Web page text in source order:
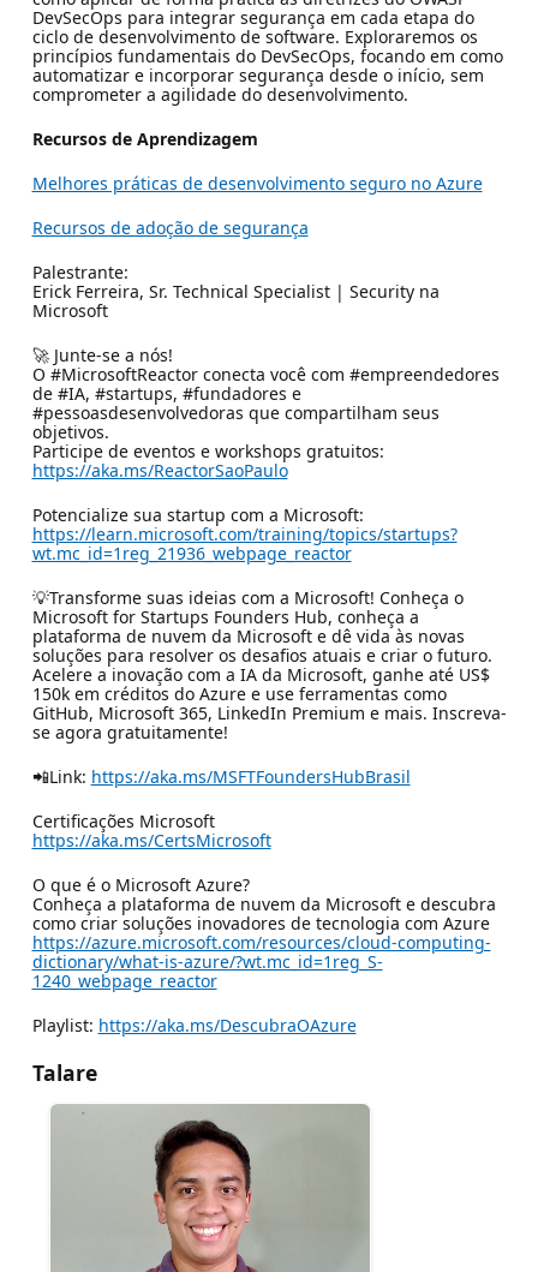
DevSecOps para integrar segurança em cada etapa do
ciclo de desenvolvimento de software. Exploraremos os
princípios fundamentais do DevSecOps, focando em como
automatizar e incorporar segurança desde o início, sem
comprometer a agilidade do desenvolvimento.
Recursos de Aprendizagem
Melhores práticas de desenvolvimento seguro no Azure
Recursos de adoção de segurança
Palestrante:
Erick Ferreira, Sr. Technical Specialist | Security na
Microsoft
🚀 Junte-se a nós!
O #MicrosoftReactor conecta você com #empreendedores
de #IA, #startups, #fundadores e
#pessoasdesenvolvedoras que compartilham seus
objetivos.
Participe de eventos e workshops gratuitos:
https://aka.ms/ReactorSaoPaulo
Potencialize sua startup com a Microsoft:
https://learn.microsoft.com/training/topics/startups?
wt.mc_id=1reg_21936_webpage_reactor
💡Transforme suas ideias com a Microsoft! Conheça o
Microsoft for Startups Founders Hub, conheça a
plataforma de nuvem da Microsoft e dê vida às novas
soluções para resolver os desafios atuais e criar o futuro.
Acelere a inovação com a IA da Microsoft, ganhe até US$
150k em créditos do Azure e use ferramentas como
GitHub, Microsoft 365, LinkedIn Premium e mais. Inscreva-
se agora gratuitamente!
📲Link: https://aka.ms/MSFTFoundersHubBrasil
Certificações Microsoft
https://aka.ms/CertsMicrosoft
O que é o Microsoft Azure?
Conheça a plataforma de nuvem da Microsoft e descubra
como criar soluções inovadores de tecnologia com Azure
https://azure.microsoft.com/resources/cloud-computing-
dictionary/what-is-azure/?wt.mc_id=1reg_S-
1240_webpage_reactor
Playlist: https://aka.ms/DescubraOAzure
Talare